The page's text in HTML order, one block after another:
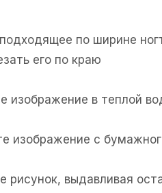
по ширине
его по краю
изображение в теплой
изображение с
рисунок, выдавливая